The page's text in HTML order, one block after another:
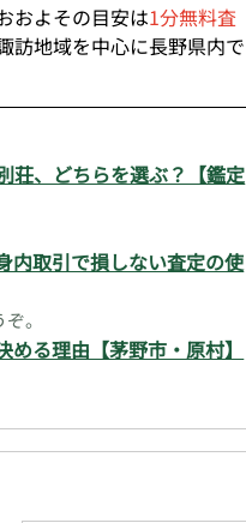
およその目安は1分無料査
訪地域を中心に長野県内で
、どちらを選ぶ？【鑑定
取引で損しない査定の使
。
る理由【茅野市・原村】